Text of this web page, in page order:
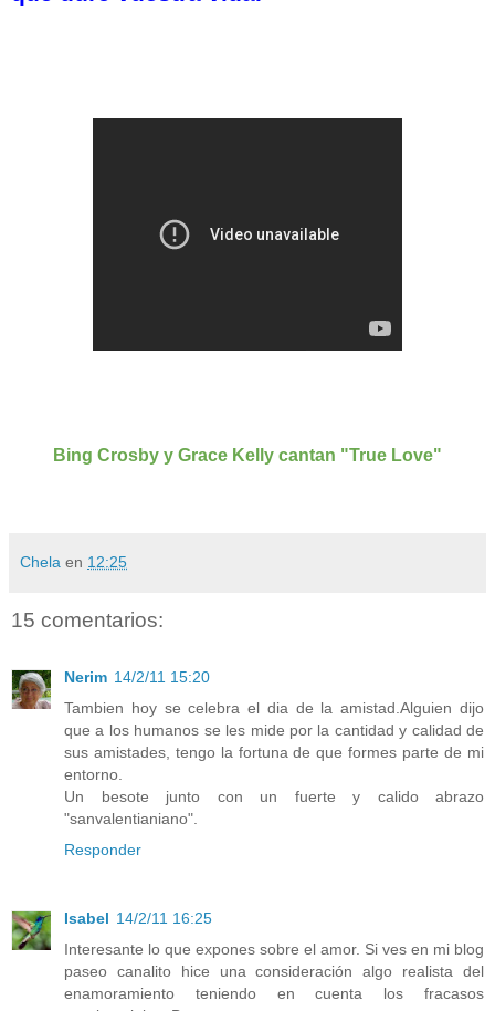
Bing Crosby y Grace Kelly cantan "True Love"
Chela en 12:25
15 comentarios:
Nerim 14/2/11 15:20
Tambien hoy se celebra el dia de la amistad.Alguien dijo
que a los humanos se les mide por la cantidad y calidad de
sus amistades, tengo la fortuna de que formes parte de mi
entorno.
Un besote junto con un fuerte y calido abrazo
"sanvalentianiano".
Responder
Isabel 14/2/11 16:25
Interesante lo que expones sobre el amor. Si ves en mi blog
paseo canalito hice una consideración algo realista del
enamoramiento teniendo en cuenta los fracasos